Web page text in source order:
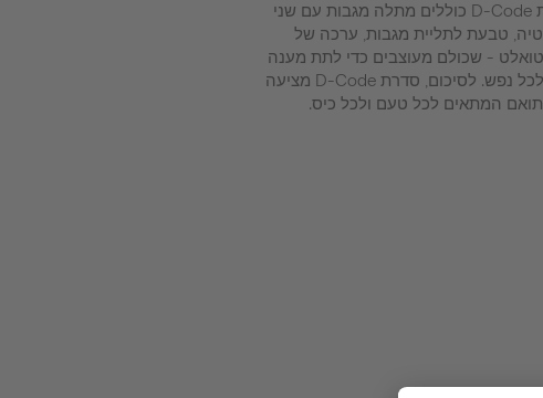
האביזרים המועילים מסדרת D-Code כוללים מתלה מגבות עם שני
טבעת לתליית מגבות, ערכה של
- שכולם מעוצבים כדי לתת מענה
לכל הדרישות במחיר שווה לכל נפש. לסיכום, סדרת D-Code מציעה
המתאים לכל טעם ולכל כיס.